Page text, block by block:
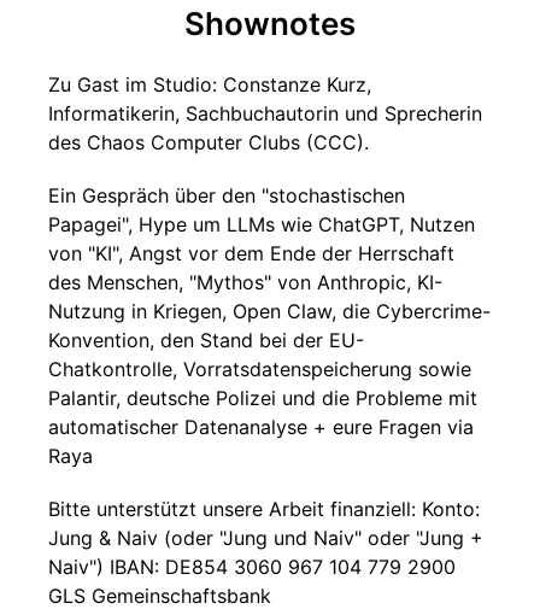
Shownotes
Zu Gast im Studio: Constanze Kurz,
Informatikerin, Sachbuchautorin und Sprecherin
des Chaos Computer Clubs (CCC).
Ein Gespräch über den "stochastischen
Papagei", Hype um LLMs wie ChatGPT, Nutzen
von "KI", Angst vor dem Ende der Herrschaft
des Menschen, "Mythos" von Anthropic, KI-
Nutzung in Kriegen, Open Claw, die Cybercrime-
Konvention, den Stand bei der EU-
Chatkontrolle, Vorratsdatenspeicherung sowie
Palantir, deutsche Polizei und die Probleme mit
automatischer Datenanalyse + eure Fragen via
Raya
Bitte unterstützt unsere Arbeit finanziell: Konto:
Jung & Naiv (oder "Jung und Naiv" oder "Jung +
Naiv") IBAN: DE854 3060 967 104 779 2900
GLS Gemeinschaftsbank